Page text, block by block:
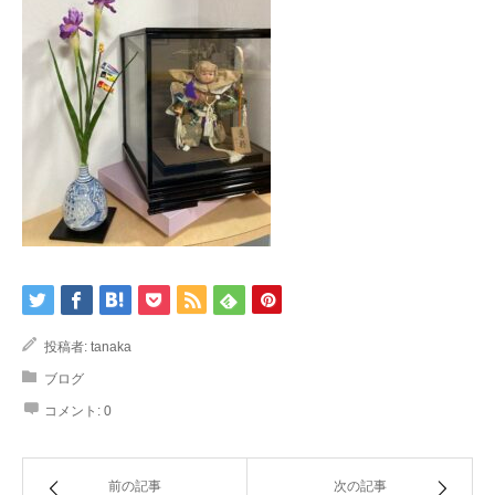
投稿者: tanaka
ブログ
コメント: 0
前の記事 次の記事